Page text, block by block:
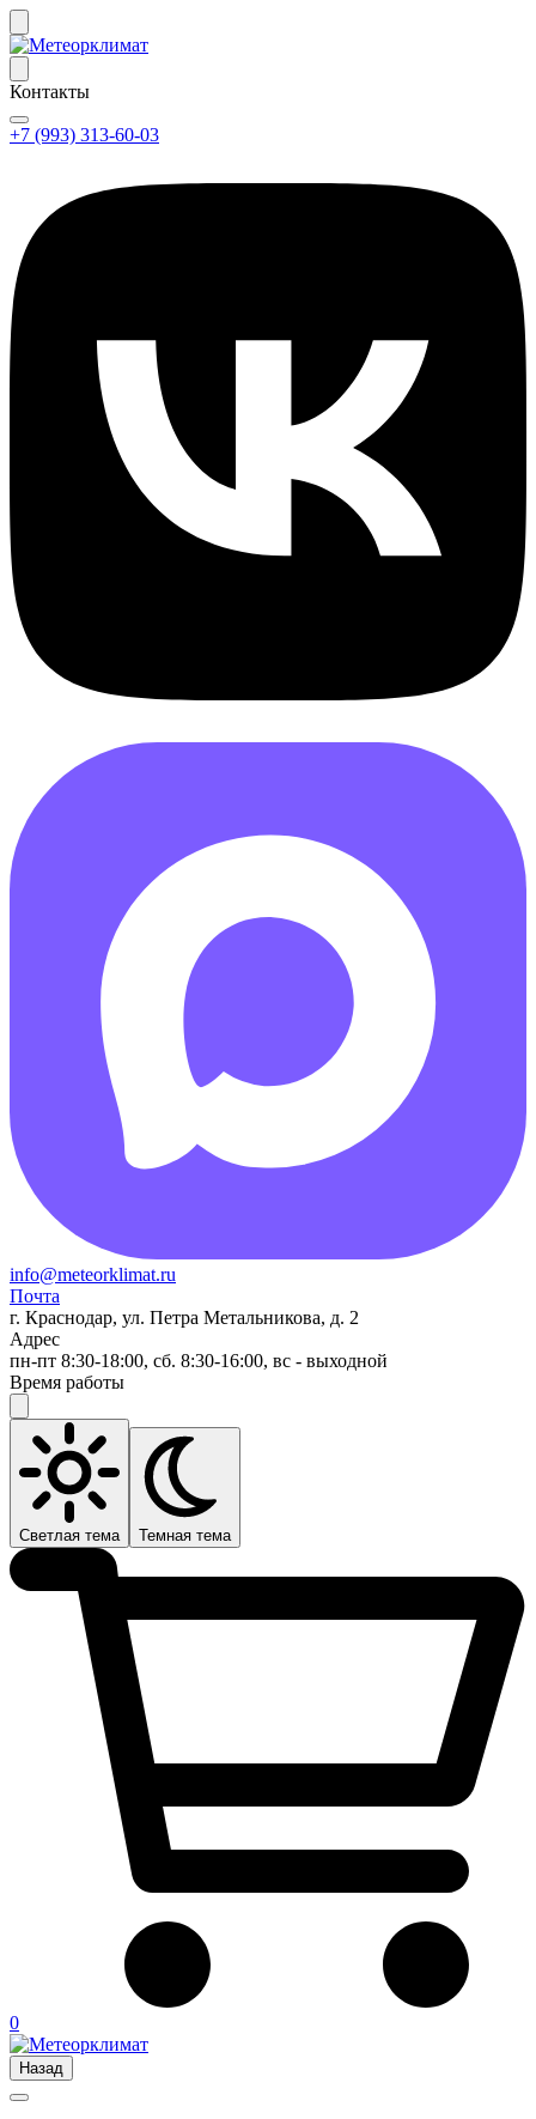
Контакты
+7 (993) 313-60-03
info@meteorklimat.ru
Почта
г. Краснодар, ул. Петра Метальникова, д. 2
Адрес
пн-пт 8:30-18:00, сб. 8:30-16:00, вс - выходной
Время работы
Светлая тема Темная тема
0
Назад